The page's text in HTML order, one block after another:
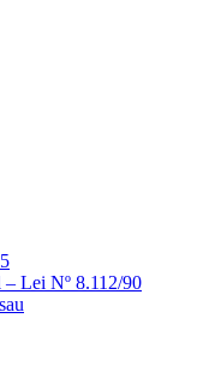
Lei Nº 8.112/90